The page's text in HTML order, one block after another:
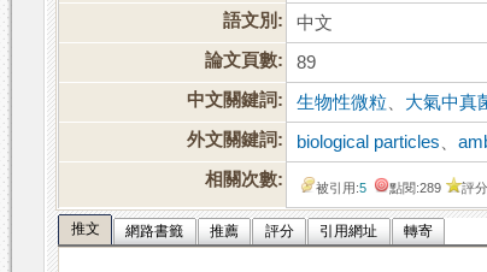
語文別:
中文
論文頁數:
89
中文關鍵詞:
生物性微粒 大氣中真
外文關鍵詞:
biological particles 、
相關次數:
被引用:5 點閱:289 評
推文 網路書籤 推薦 評分 引用網址 轉寄